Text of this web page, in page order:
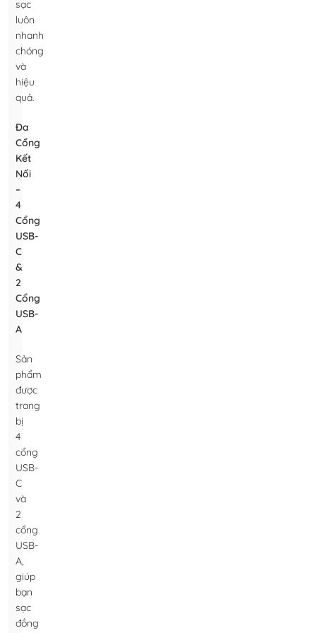
sạc
luôn
nhanh
chóng
và
hiệu
quả.
Đa
Cổng
Kết
Nối
–
4
Cổng
USB-
C
&
2
Cổng
USB-
A
Sản
phẩm
được
trang
bị
4
cổng
USB-
C
và
2
cổng
USB-
A,
giúp
bạn
sạc
đồng